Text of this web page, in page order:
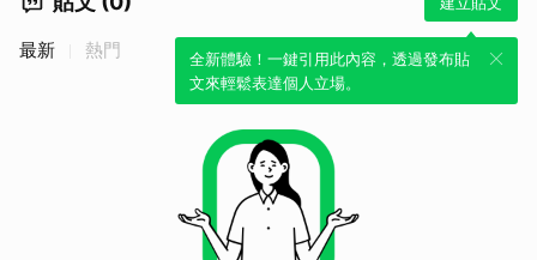
全新體驗！一鍵引用此內容，透過發布貼
文來輕鬆表達個人立場。
最新 熱門